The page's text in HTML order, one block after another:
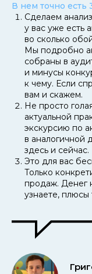
В нем точно есть
Сделаем
у вас уже есть
во сколько
Мы подробно
собраны в
и минусы
к чему. Если
вам и скажем.
Не просто
актуальной
экскурсию по
в аналогичной
здесь и сейчас.
Это для вас
Только
продаж. Денег
узнаете, плюсы